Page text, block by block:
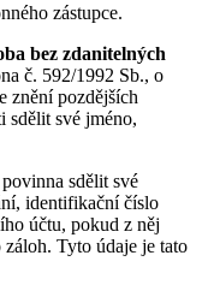
zástupce.
bez zdanitelných
č. 592/1992 Sb., o
znění pozdějších
sdělit své jméno,
sdělit své
identifikační číslo
účtu, pokud z něj
Tyto údaje je tato